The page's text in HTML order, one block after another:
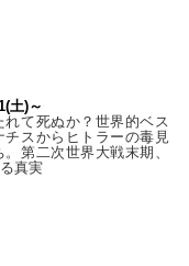
土)～
て死ぬか？世界的ベス
チスからヒトラーの毒見
第二次世界大戦末期、
真実